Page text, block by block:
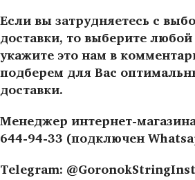
Если вы затрудняетесь с
доставки, то выберите
укажите это нам в
подберем для Вас
доставки.
Менеджер интернет-
644-94-33 (подключен
Telegram: